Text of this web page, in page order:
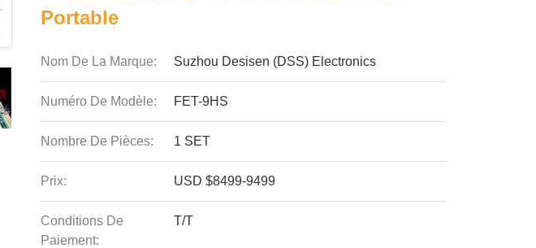
Portable
Nom De La Marque: Suzhou Desisen (DSS) Electronics
Numéro De Modèle: FET-9HS
Nombre De Pièces: 1 SET
Prix: USD $8499-9499
Conditions De
Paiement:
T/T